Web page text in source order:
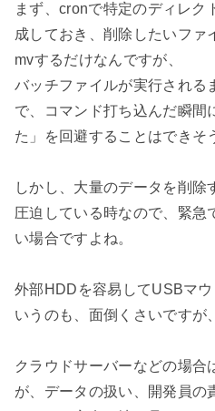
まず、cronで特定のディレク
成しておき、削除したいファ
mvするだけなんですが、
バッチファイルが実行される
で、コマンド打ち込んだ瞬間
た」を回避することはできそ
しかし、大量のデータを削除
圧迫している時なので、緊急
い場合ですよね。
外部HDDを容易してUSBマ
いうのも、面倒くさいですが
クラウドサーバーなどの場合
が、データの扱い、開発員の